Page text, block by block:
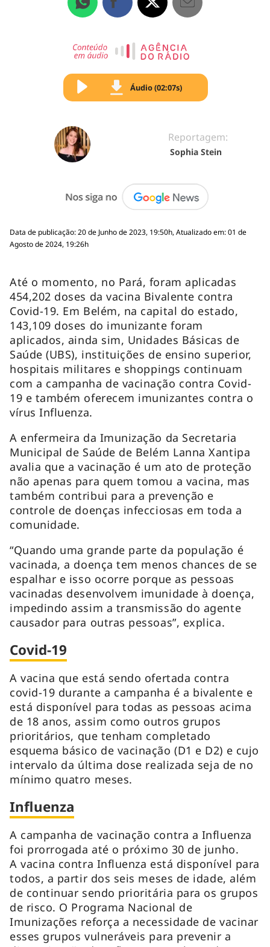
Áudio (02:07s)
Reportagem:
Sophia Stein
Data de publicação: 20 de Junho de 2023, 19:50h, Atualizado em: 01 de
Agosto de 2024, 19:26h
Até o momento, no Pará, foram aplicadas
454,202 doses da vacina Bivalente contra
Covid-19. Em Belém, na capital do estado,
143,109 doses do imunizante foram
aplicados, ainda sim, Unidades Básicas de
Saúde (UBS), instituições de ensino superior,
hospitais militares e shoppings continuam
com a campanha de vacinação contra Covid-
19 e também oferecem imunizantes contra o
vírus Influenza.
A enfermeira da Imunização da Secretaria
Municipal de Saúde de Belém Lanna Xantipa
avalia que a vacinação é um ato de proteção
não apenas para quem tomou a vacina, mas
também contribui para a prevenção e
controle de doenças infecciosas em toda a
comunidade.
“Quando uma grande parte da população é
vacinada, a doença tem menos chances de se
espalhar e isso ocorre porque as pessoas
vacinadas desenvolvem imunidade à doença,
impedindo assim a transmissão do agente
causador para outras pessoas”, explica.
Covid-19
A vacina que está sendo ofertada contra
covid-19 durante a campanha é a bivalente e
está disponível para todas as pessoas acima
de 18 anos, assim como outros grupos
prioritários, que tenham completado
esquema básico de vacinação (D1 e D2) e cujo
intervalo da última dose realizada seja de no
mínimo quatro meses.
Influenza
A campanha de vacinação contra a Influenza
foi prorrogada até o próximo 30 de junho.
A vacina contra Influenza está disponível para
todos, a partir dos seis meses de idade, além
de continuar sendo prioritária para os grupos
de risco. O Programa Nacional de
Imunizações reforça a necessidade de vacinar
esses grupos vulneráveis para prevenir a